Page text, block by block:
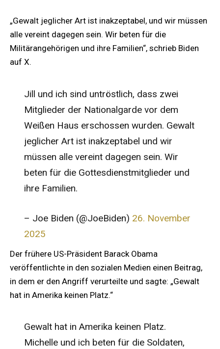
„Gewalt jeglicher Art ist inakzeptabel, und wir müssen
alle vereint dagegen sein. Wir beten für die
Militärangehörigen und ihre Familien“, schrieb Biden
auf X.
Jill und ich sind untröstlich, dass zwei
Mitglieder der Nationalgarde vor dem
Weißen Haus erschossen wurden. Gewalt
jeglicher Art ist inakzeptabel und wir
müssen alle vereint dagegen sein. Wir
beten für die Gottesdienstmitglieder und
ihre Familien.
– Joe Biden (@JoeBiden) 26. November
2025
Der frühere US-Präsident Barack Obama
veröffentlichte in den sozialen Medien einen Beitrag,
in dem er den Angriff verurteilte und sagte: „Gewalt
hat in Amerika keinen Platz.“
Gewalt hat in Amerika keinen Platz.
Michelle und ich beten für die Soldaten,